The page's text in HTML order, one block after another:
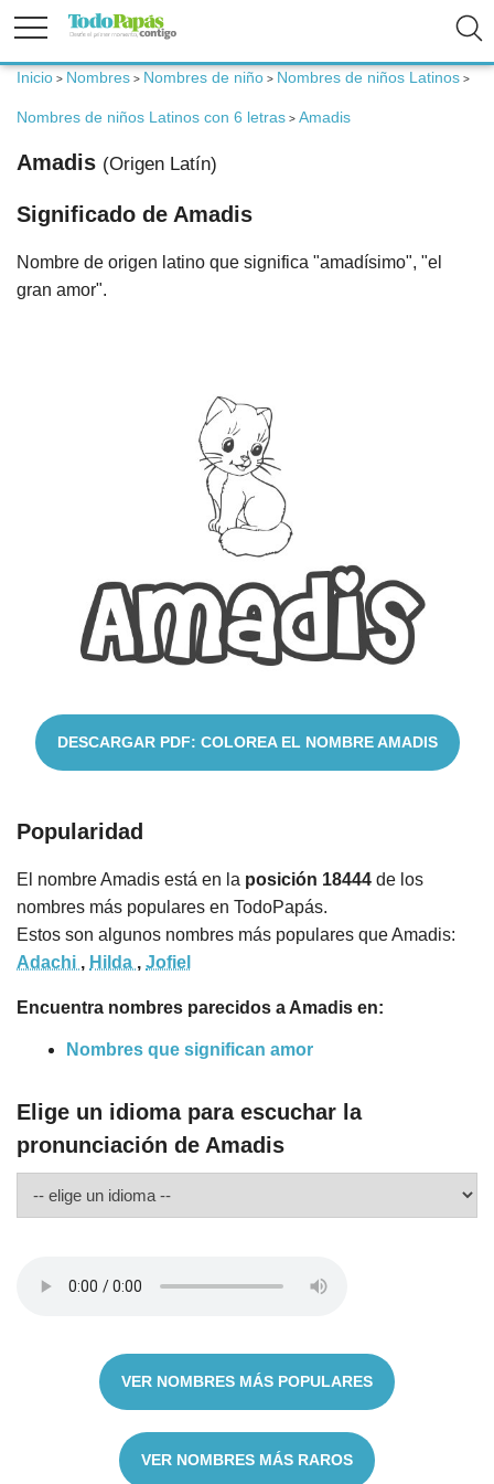
Embarazo
Inicio > Nombres > Nombres de niño > Nombres de niños Latinos >
Nombres de niños Latinos con 6 letras > Amadis
Amadis (Origen Latín)
Significado de Amadis
Nombre de origen latino que significa "amadísimo", "el
gran amor".
DESCARGAR PDF: COLOREA EL NOMBRE AMADIS
Popularidad
El nombre Amadis está en la posición 18444 de los
nombres más populares en TodoPapás.
Estos son algunos nombres más populares que Amadis:
Adachi , Hilda , Jofiel
Encuentra nombres parecidos a Amadis en:
Nombres que significan amor
Elige un idioma para escuchar la
pronunciación de Amadis
VER NOMBRES MÁS POPULARES
VER NOMBRES MÁS RAROS